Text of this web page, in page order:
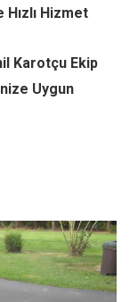
Hizmet
Karotçu Ekip
Uygun